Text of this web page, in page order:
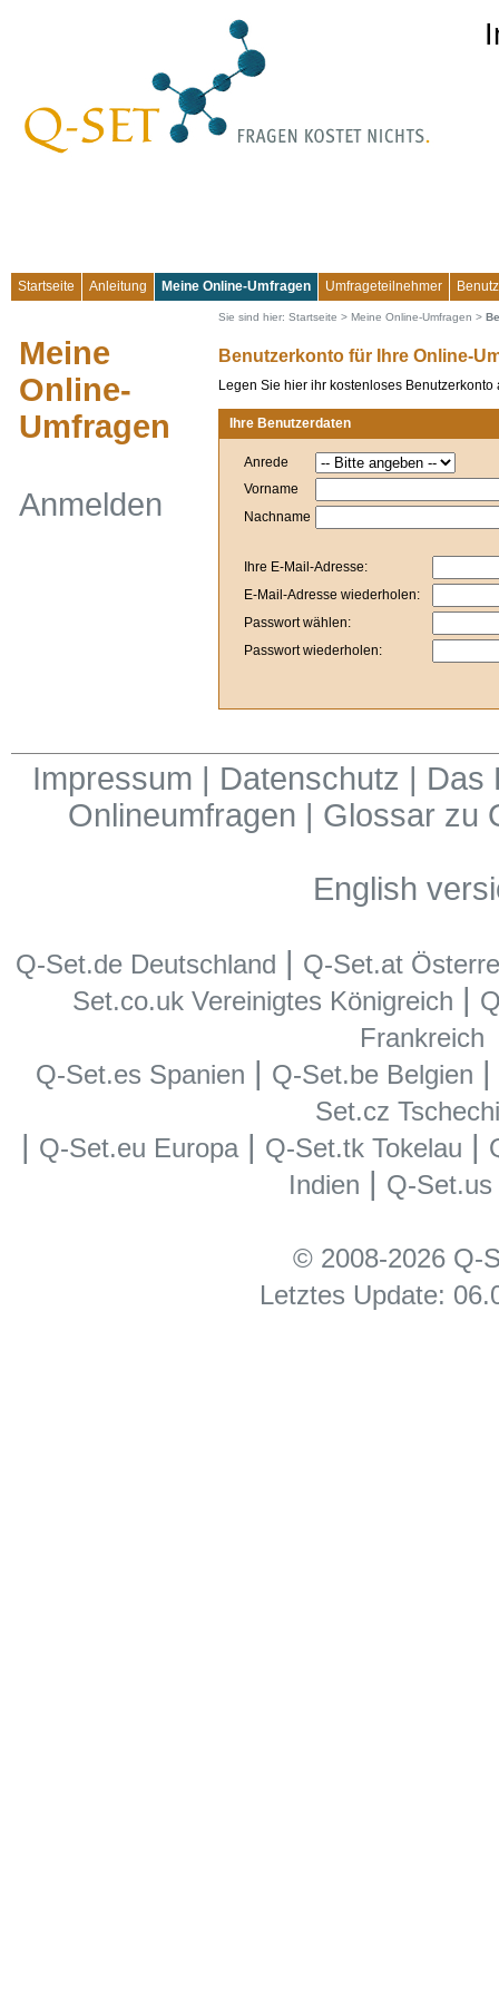
Startseite Anleitung Meine Online-Umfragen Umfrageteilnehmer
Sie sind hier: Startseite > Meine Online-Umfragen >
Benutzerkonto für Ihre Online-
Legen Sie hier ihr kostenloses Benutzerkonto
Ihre Benutzerdaten
Anrede
Vorname
Nachname
Ihre E-Mail-Adresse:
E-Mail-Adresse wiederholen:
Passwort wählen:
Passwort wiederholen:
Meine
Online-
Umfragen
Anmelden
Impressum | Datenschutz | Das
Onlineumfragen | Glossar zu
English
Q-Set.de Deutschland | Q-Set.at
Set.co.uk Vereinigtes Königreich |
Frankreich
Q-Set.es Spanien | Q-Set.be Belgien |
Set.cz
| Q-Set.eu Europa| Q-Set.tk Tokelau |
Indien | Q-
© 2008-2026 Q-
Letztes Update: